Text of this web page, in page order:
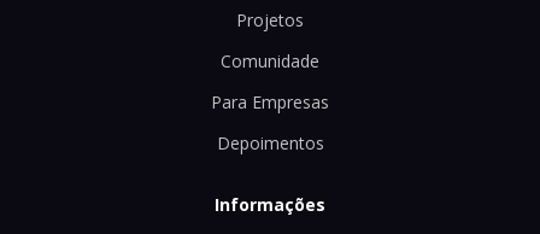
Projetos
Comunidade
Para Empresas
Depoimentos
Informações